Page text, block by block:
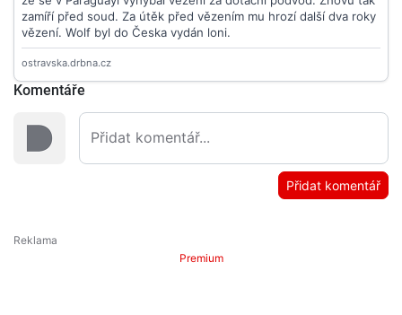
Komentáře
Přidat komentář
Premium